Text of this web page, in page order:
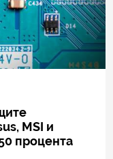
MSI и
процента